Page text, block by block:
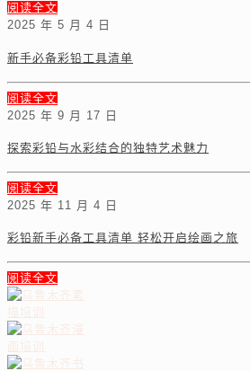
阅读全文
2025 年 5 月 4 日
新手必备彩铅工具清单
阅读全文
2025 年 9 月 17 日
探索彩铅与水彩结合的独特艺术魅力
阅读全文
2025 年 11 月 4 日
彩铅新手必备工具清单 轻松开启绘画之旅
阅读全文